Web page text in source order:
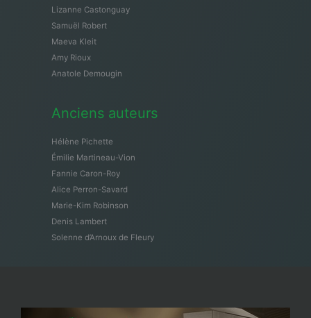
Lizanne Castonguay
Samuël Robert
Maeva Kleit
Amy Rioux
Anatole Demougin
Anciens auteurs
Hélène Pichette
Émilie Martineau-Vion
Fannie Caron-Roy
Alice Perron-Savard
Marie-Kim Robinson
Denis Lambert
Solenne d’Arnoux de Fleury